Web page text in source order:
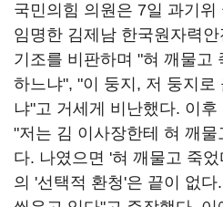
국민의힘 의원은 7일 과기
임명한 김제남 한국원자력
기조를 비판하며 "혀 깨물고
하느냐", "이 둥지, 저 둥지로
냐"고 거세게 비난했다. 이
"저는 김 이사장한테 혀 깨
다. 나였으면 '혀 깨물고 죽
의 '선택적 환청'은 끝이 없